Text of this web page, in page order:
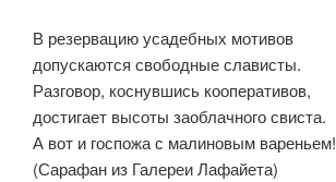
В резервацию усадебных мотивов
допускаются свободные слависты.
Разговор, коснувшись кооперативов,
достигает высоты заоблачного свиста.
А вот и госпожа с малиновым вареньем!
(Сарафан из Галереи Лафайета)